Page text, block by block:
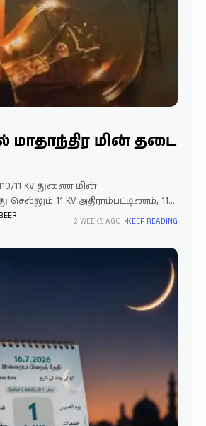
மாதாந்திர மின் தடை
11 KV துணை மின்
செல்லும் 11 KV அதிராம்பட்டிணம், 11
ராஜாமடம் 11 KV மேலத்தெரு, 11 KV
(ஏரிப்புறக்கரை,
கருங்குளம்,
2 WEEKS AGO KEEP READING